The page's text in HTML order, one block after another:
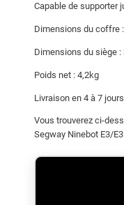
0
€
.
Capable de supporter
Dimensions du coffre
Dimensions du siège :
Poids net : 4,2kg
Livraison en 4 à 7 jours
Vous trouverez ci-
Segway Ninebot E3/